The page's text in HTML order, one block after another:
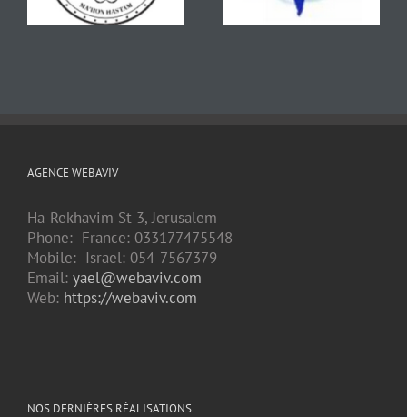
AGENCE WEBAVIV
Ha-Rekhavim St 3, Jerusalem
Phone: -France: 033177475548
Mobile: -Israel: 054-7567379
Email: yael@webaviv.com
Web: https://webaviv.com
NOS DERNIÈRES RÉALISATIONS